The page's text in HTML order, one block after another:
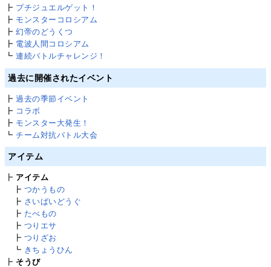
┣ プチジュエルゲット！
┣ モンスターコロシアム
┣幻帝のどうくつ
┣ 電波人間コロシアム
┗連続バトルチャレンジ！
過去に開催されたイベント
┣過去の季節イベント
┣ コラボ
┣ モンスター大発生！
┗チーム対抗バトル大会
アイテム
┣ アイテム
┣ つかうもの
┣ さいばいどうぐ
┣ たべもの
┣ つりエサ
┣ つりざお
┗ きちょうひん
┣ そうび